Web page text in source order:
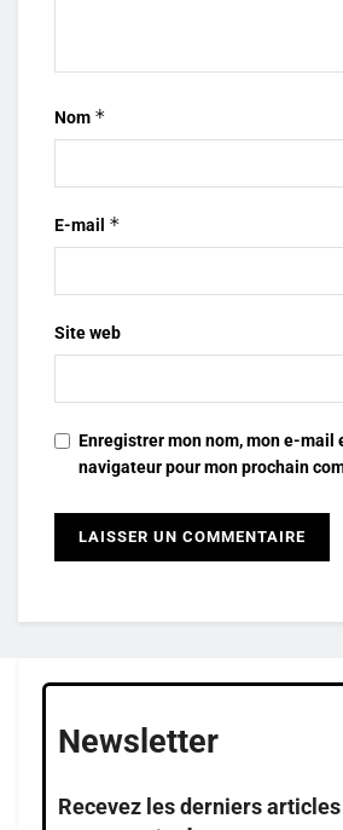
Nom *
E-mail *
Site web
Enregistrer mon nom, mon e-mail
navigateur pour mon prochain
Newsletter
Recevez les derniers